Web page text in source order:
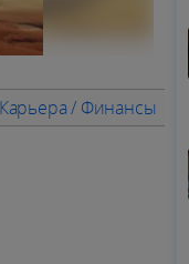
Карьера / Финансы